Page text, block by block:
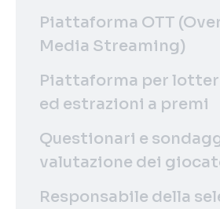
Piattaforma OTT
Media Streaming)
Piattaforma per
ed estrazioni a premi
Questionari e
valutazione dei
Responsabile della